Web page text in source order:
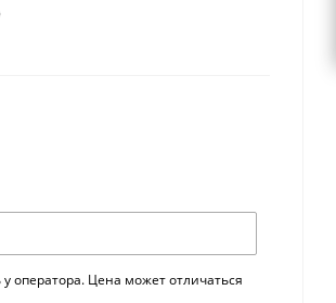
оператора. Цена может отличаться